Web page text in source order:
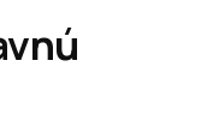
trhu